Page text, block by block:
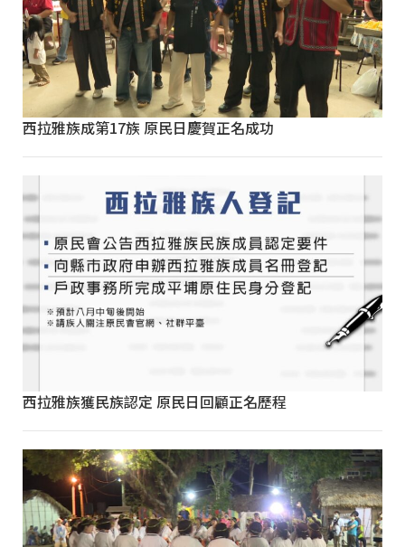
西拉雅族成第17族 原民日慶賀正名成功
西拉雅族獲民族認定 原民日回顧正名歷程